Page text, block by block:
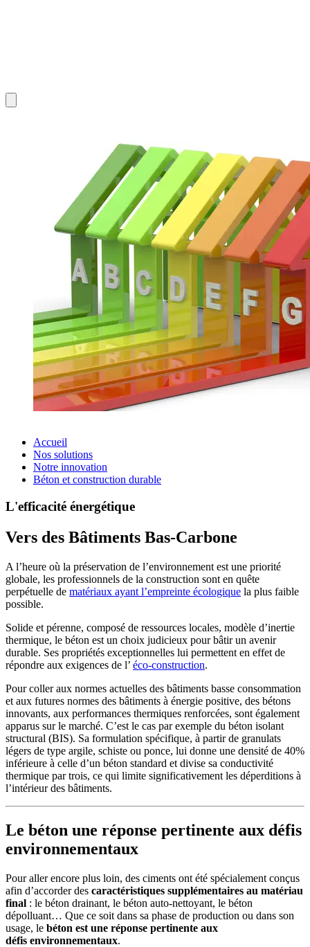
Accueil
Nos solutions
Notre innovation
Béton et construction durable
L'efficacité énergétique
Vers des Bâtiments Bas-Carbone
A l’heure où la préservation de l’environnement est une priorité
globale, les professionnels de la construction sont en quête
perpétuelle de matériaux ayant l’empreinte écologique la plus faible
possible.
Solide et pérenne, composé de ressources locales, modèle d’inertie
thermique, le béton est un choix judicieux pour bâtir un avenir
durable. Ses propriétés exceptionnelles lui permettent en effet de
répondre aux exigences de l’ éco-construction.
Pour coller aux normes actuelles des bâtiments basse consommation
et aux futures normes des bâtiments à énergie positive, des bétons
innovants, aux performances thermiques renforcées, sont également
apparus sur le marché. C’est le cas par exemple du béton isolant
structural (BIS). Sa formulation spécifique, à partir de granulats
légers de type argile, schiste ou ponce, lui donne une densité de 40%
inférieure à celle d’un béton standard et divise sa conductivité
thermique par trois, ce qui limite significativement les déperditions à
l’intérieur des bâtiments.
Le béton une réponse pertinente aux défis
environnementaux
Pour aller encore plus loin, des ciments ont été spécialement conçus
afin d’accorder des caractéristiques supplémentaires au matériau
final : le béton drainant, le béton auto-nettoyant, le béton
dépolluant… Que ce soit dans sa phase de production ou dans son
usage, le béton est une réponse pertinente aux
défis environnementaux.